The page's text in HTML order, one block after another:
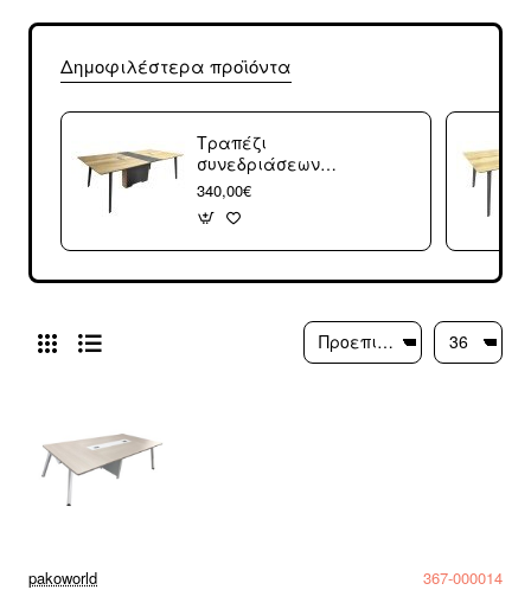
Δημοφιλέστερα προϊόντα
Τραπέζι
συνεδριάσεων
επαγγελματικό
Denith pakoworld
ανθρακί-φυσικό
240x120x75εκ
340,00€
pakoworld 367-000014